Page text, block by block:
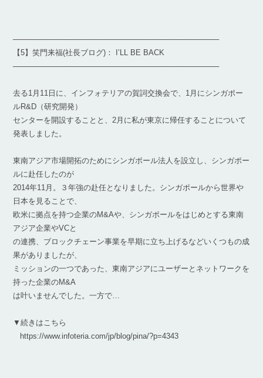
───────────────────────────────────────
【5】笑門来福(社長ブログ)： I’LL BE BACK
───────────────────────────────────────
去る1月11日に、インフォテリアの賀詞交換会で、1月にシンガポー
ルR&D（研究開発）
センターを開設することと、2月に私が東京に帰任することについて
発表しました。
東南アジア市場開拓のためにシンガポール法人を設立し、シンガポー
ルに赴任したのが
2014年11月。３年強の赴任となりました。シンガポールから世界や
日本を見ることで、
欧米に拠点を持つ企業のM&Aや、シンガポールをはじめとする東南
アジア企業やVCと
の連携、ブロックチェーン事業を早期に立ち上げるなどいくつもの成
果がありましたが、
ミッションの一つであった、東南アジアにユーザーとネットワークを
持った企業のM&A
は叶いませんでした。一方で…
▼続きはこちら
https://www.infoteria.com/jp/blog/pina/?p=4343